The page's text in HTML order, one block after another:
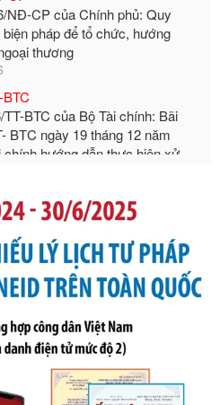
BTC
BTC của Bộ Tài chính: Bãi
ngày 19 tháng 12 năm
hướng dẫn thực hiện xử
lĩnh vực kho bạc nhà nước
CP
NĐ-CP của Chính phủ: Sửa
của Chính phủ quy định xử
thuế, hóa đơn được sửa đổi, bổ
NĐ-CP
mục thủ tục hành chính mới
sung, bị bãi bỏ và phê duyệt
tử giải quyết thủ tục hành
thuộc phạm vi chức năng quản